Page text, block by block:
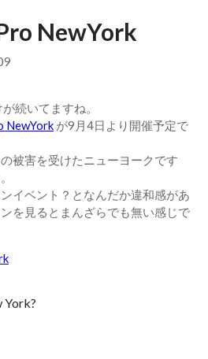
NewYork
続いてますね。
NewYork が9月4日より開催予定で
被害を受けたニューヨークです
イベント？となんだか違和感があ
を見るとまんざらでも無い感じで
York?